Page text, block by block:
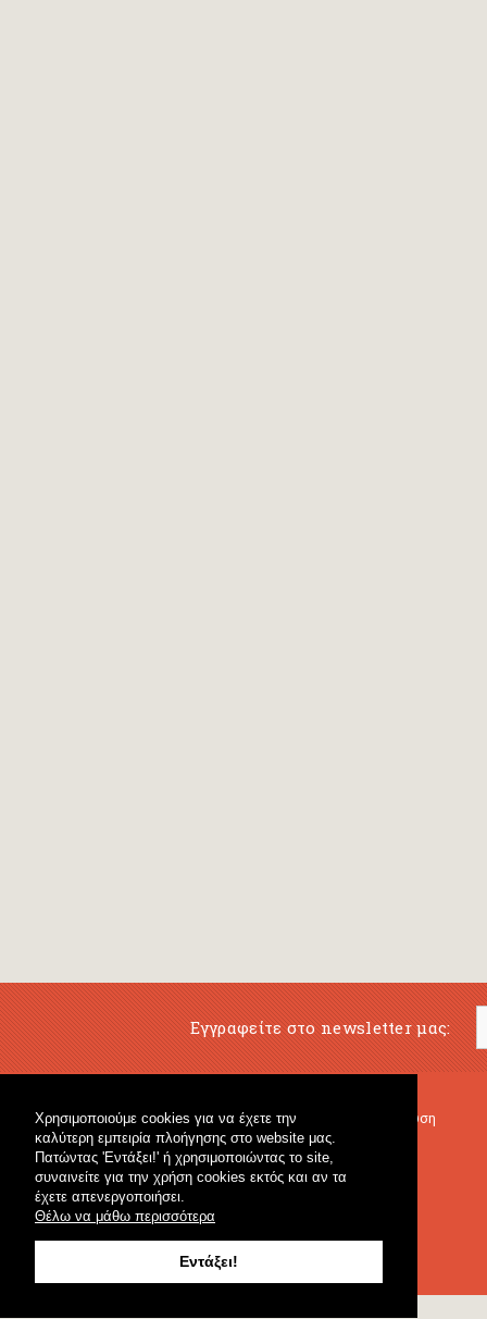
Χρησιμοποιούμε cookies για να έχετε την
καλύτερη εμπειρία πλοήγησης στο website μας.
Πατώντας 'Εντάξει!' ή χρησιμοποιώντας το site,
συναινείτε για την χρήση cookies εκτός και αν τα
έχετε απενεργοποιήσει.
Θέλω να μάθω περισσότερα
Εντάξει!
Εγγραφείτε στο newsletter μας:
Μουσικό Βιβλιοπωλείο
Κρουστά & Εκπαιδευτικό Υλικό
Γενικό Βιβλιοπωλείο
Μουσική Εκπαίδευση
Fagotto Blog